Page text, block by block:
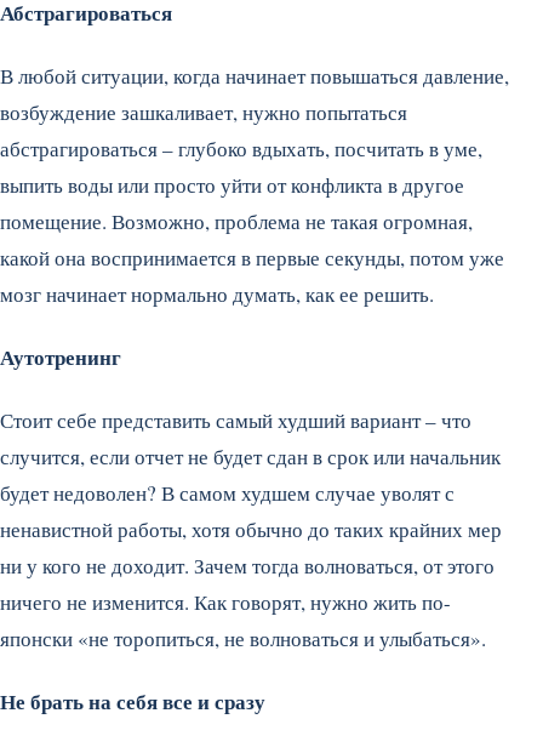
Абстрагироваться
В любой ситуации, когда начинает повышаться давление,
возбуждение зашкаливает, нужно попытаться
абстрагироваться – глубоко вдыхать, посчитать в уме,
выпить воды или просто уйти от конфликта в другое
помещение. Возможно, проблема не такая огромная,
какой она воспринимается в первые секунды, потом уже
мозг начинает нормально думать, как ее решить.
Аутотренинг
Стоит себе представить самый худший вариант – что
случится, если отчет не будет сдан в срок или начальник
будет недоволен? В самом худшем случае уволят с
ненавистной работы, хотя обычно до таких крайних мер
ни у кого не доходит. Зачем тогда волноваться, от этого
ничего не изменится. Как говорят, нужно жить по-
японски «не торопиться, не волноваться и улыбаться».
Не брать на себя все и сразу